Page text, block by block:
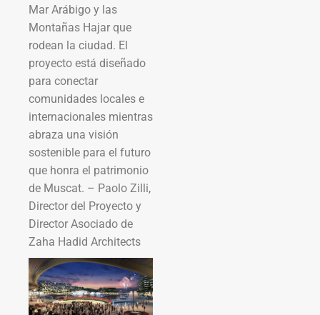
Mar Arábigo y las
Montañas Hajar que
rodean la ciudad. El
proyecto está diseñado
para conectar
comunidades locales e
internacionales mientras
abraza una visión
sostenible para el futuro
que honra el patrimonio
de Muscat. – Paolo Zilli,
Director del Proyecto y
Director Asociado de
Zaha Hadid Architects